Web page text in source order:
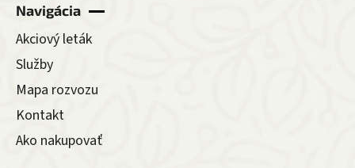
Navigácia
Akciový leták
Služby
Mapa rozvozu
Kontakt
Ako nakupovať